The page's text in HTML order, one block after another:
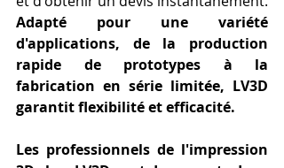
Adapté pour une variété
d'applications, de la production
rapide de prototypes à la
fabrication en série limitée, LV3D
garantit flexibilité et efficacité.
Les professionnels de l'impression